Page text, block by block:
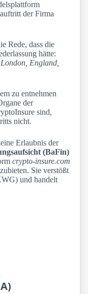
der Firma
Rede, dass die
hätte:
England,
zu entnehmen
der
sind,
nicht.
Erlaubnis der
(BaFin)
crypto-insure.com
Sie verstößt
und handelt